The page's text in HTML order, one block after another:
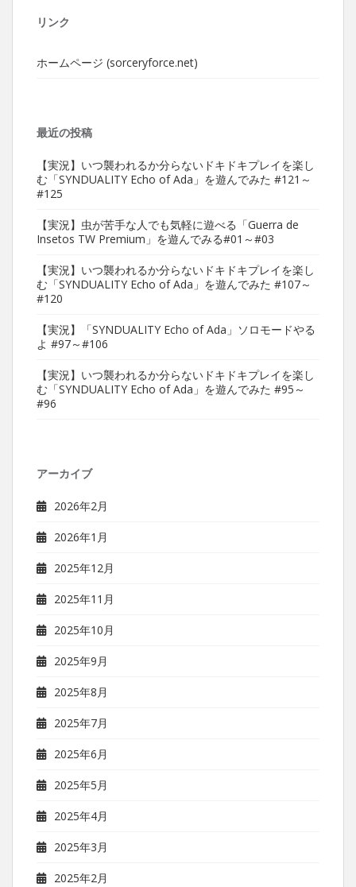
リンク
ホームページ (sorceryforce.net)
最近の投稿
【実況】いつ襲われるか分らないドキドキプレイを楽し
む「SYNDUALITY Echo of Ada」を遊んでみた #121～
#125
【実況】虫が苦手な人でも気軽に遊べる「Guerra de
Insetos TW Premium」を遊んでみる#01～#03
【実況】いつ襲われるか分らないドキドキプレイを楽し
む「SYNDUALITY Echo of Ada」を遊んでみた #107～
#120
【実況】「SYNDUALITY Echo of Ada」ソロモードやる
よ #97～#106
【実況】いつ襲われるか分らないドキドキプレイを楽し
む「SYNDUALITY Echo of Ada」を遊んでみた #95～
#96
アーカイブ
2026年2月
2026年1月
2025年12月
2025年11月
2025年10月
2025年9月
2025年8月
2025年7月
2025年6月
2025年5月
2025年4月
2025年3月
2025年2月